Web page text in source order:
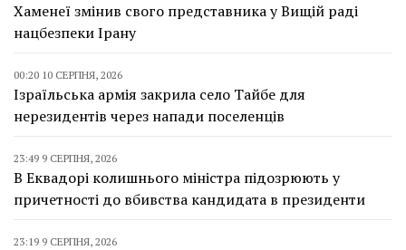
Хаменеї змінив свого представника у Вищій раді
нацбезпеки Ірану
00:20 10 СЕРПНЯ, 2026
Ізраїльська армія закрила село Тайбе для
нерезидентів через напади поселенців
23:49 9 СЕРПНЯ, 2026
В Еквадорі колишнього міністра підозрюють у
причетності до вбивства кандидата в президенти
23:19 9 СЕРПНЯ, 2026